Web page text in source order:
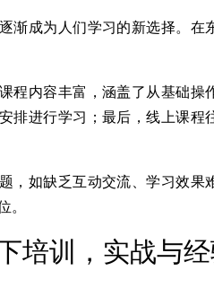
渐成为人们学习的新选择。
程内容丰富，涵盖了从基础操
排进行学习；最后，线上课
，如缺乏互动交流、学习效
。
培训，实战与